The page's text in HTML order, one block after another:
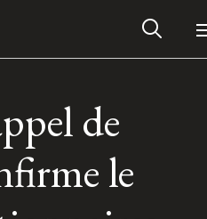
de
le